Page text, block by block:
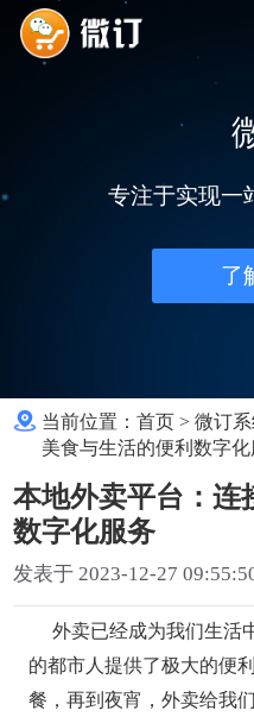
专注于实现一
了
当前位置：首页 >微订
美食与生活的便利数字化
本地外卖平台：连
数字化服务
发表于 2023-12-27
外卖已经成为我们生活
的都市人提供了极大的便
餐，再到夜宵，外卖给我